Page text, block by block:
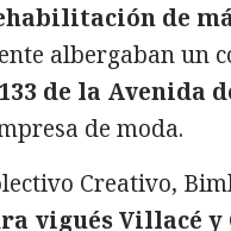
de
albergaban un
133 de la Avenida
de moda.
Creativo,
vigués Villacé y